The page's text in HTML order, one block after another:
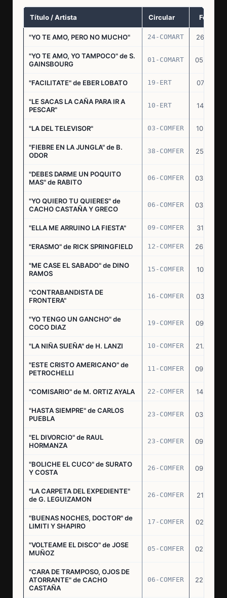
Título / Artista Circular Fecha
"YO TE AMO, PERO NO MUCHO" 24-COMART 26.11.69
"YO TE AMO, YO TAMPOCO" de S.
GAINSBOURG
01-COMART 05.02.70
"FACILITATE" de EBER LOBATO 19-ERT 07.10.70
"LE SACAS LA CAÑA PARA IR A
PESCAR"
10-ERT 14.07.71
"LA DEL TELEVISOR" 03-COMFER 10.01.73
"FIEBRE EN LA JUNGLA" de B.
ODOR
38-COMFER 25.10.73
"DEBES DARME UN POQUITO
MAS" de RABITO
06-COMFER 03.05.74
"YO QUIERO TU QUIERES" de
CACHO CASTAÑA Y GRECO
06-COMFER 03.05.74
"ELLA ME ARRUINO LA FIESTA" 09-COMFER 31.07.74
"ERASMO" de RICK SPRINGFIELD 12-COMFER 26.09.74
"ME CASE EL SABADO" de DINO
RAMOS
15-COMFER 10.10.74
"CONTRABANDISTA DE
FRONTERA"
16-COMFER 03.12.74
"YO TENGO UN GANCHO" de
COCO DIAZ
19-COMFER 09.01.75
"LA NIÑA SUEÑA" de H. LANZI 10-COMFER 21.03.75
"ESTE CRISTO AMERICANO" de
PETROCHELLI
11-COMFER 09.04.75
"COMISARIO" de M. ORTIZ AYALA 22-COMFER 14.07.75
"HASTA SIEMPRE" de CARLOS
PUEBLA
23-COMFER 03.09.75
"EL DIVORCIO" de RAUL
HORMANZA
23-COMFER 09.09.75
"BOLICHE EL CUCO" de SURATO
Y COSTA
26-COMFER 09.09.75
"LA CARPETA DEL EXPEDIENTE"
de G. LEGUIZAMON
26-COMFER 21.10.75
"BUENAS NOCHES, DOCTOR" de
LIMITI Y SHAPIRO
17-COMFER 02.01.76
"VOLTEAME EL DISCO" de JOSE
MUÑOZ
05-COMFER 02.02.76
"CARA DE TRAMPOSO, OJOS DE
ATORRANTE" de CACHO
CASTAÑA
06-COMFER 22.04.76